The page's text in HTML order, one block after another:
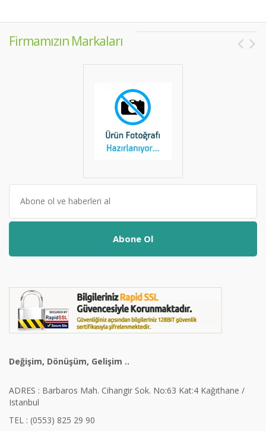
Firmamızın Markaları
Abone Ol
Değişim, Dönüşüm, Gelişim ..
ADRES : Barbaros Mah. Cihangir Sok. No:63 Kat:4 Kağıthane /
Istanbul
TEL : (0553) 825 29 90